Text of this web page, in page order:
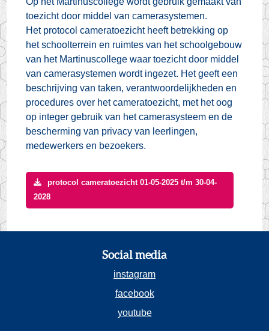
toezicht door middel van camerasystemen.
Het protocol cameratoezicht heeft betrekking op
het schoolterrein en ruimtes van het schoolgebouw
van het Martinuscollege waar toezicht door middel
van camerasystemen wordt ingezet. Het geeft een
beschrijving van taken, verantwoordelijkheden en
procedures over het cameratoezicht, met het oog
op integer gebruik van het camerasysteem en de
bescherming van privacy van leerlingen,
medewerkers en bezoekers.
protocol cameratoezicht 01-05-2025 t/m 30-04-
2028
Social media
instagram
facebook
youtube